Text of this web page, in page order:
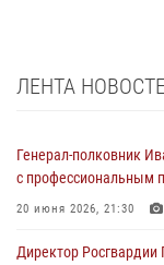
ЛЕНТА
Генерал-полковник
с профессиональным
20 июня 2026, 21:30
Директор Росгвардии